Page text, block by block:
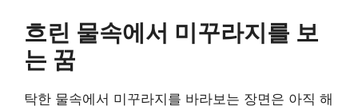
흐린 물속에서 미꾸라지를 보
는 꿈
탁한 물속에서 미꾸라지를 바라보는 장면은 아직 해